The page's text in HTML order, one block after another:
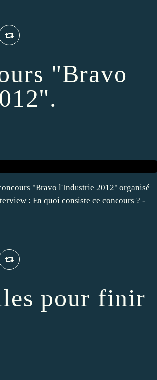
"Bravo
"Bravo l'Industrie 2012" organisé
: En quoi consiste ce concours ? -
pour finir